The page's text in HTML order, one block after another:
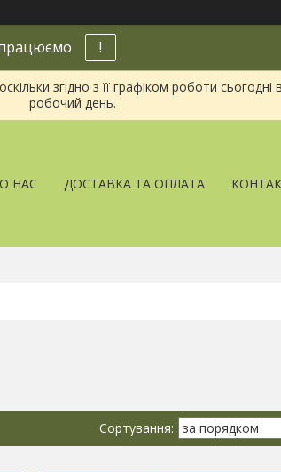
!
згідно з її графіком роботи
робочий день.
НАС ДОСТАВКА ТА ОПЛАТА